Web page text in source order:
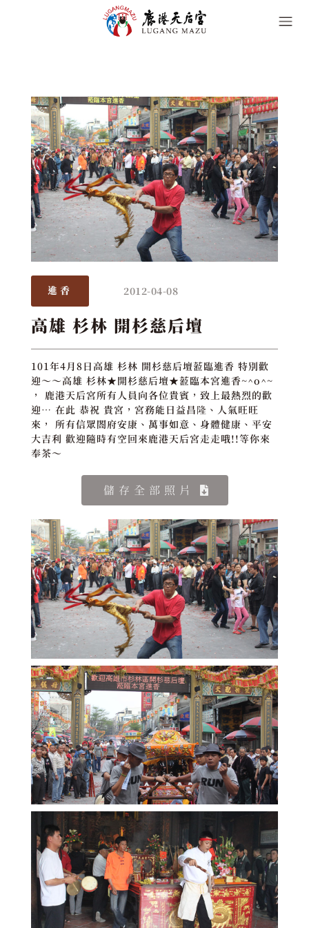
進香 2012-04-08
高雄 杉林 開杉慈后壇
101年4月8日高雄 杉林 開杉慈后壇蒞臨進香 特別歡
迎～～高雄 杉林★開杉慈后壇★蒞臨本宮進香~^o^~
， 鹿港天后宮所有人員向各位貴賓，致上最熱烈的歡
迎… 在此 恭祝 貴宮，宮務能日益昌隆、人氣旺旺
來， 所有信眾閤府安康、萬事如意、身體健康、平安
大吉利 歡迎隨時有空回來鹿港天后宮走走哦!!等你來
奉茶～
儲存全部照片